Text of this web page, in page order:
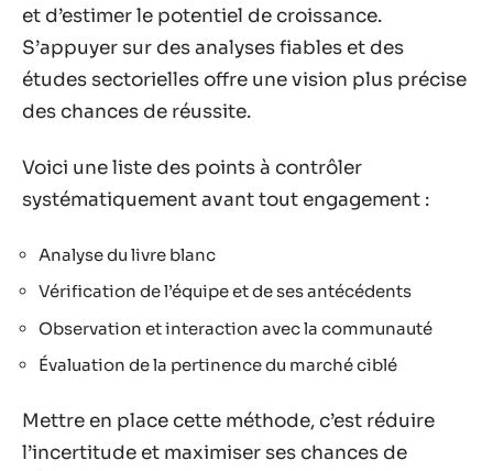
et d’estimer le potentiel de croissance.
S’appuyer sur des analyses fiables et des
études sectorielles offre une vision plus précise
des chances de réussite.
Voici une liste des points à contrôler
systématiquement avant tout engagement :
Analyse du livre blanc
Vérification de l’équipe et de ses antécédents
Observation et interaction avec la communauté
Évaluation de la pertinence du marché ciblé
Mettre en place cette méthode, c’est réduire
l’incertitude et maximiser ses chances de